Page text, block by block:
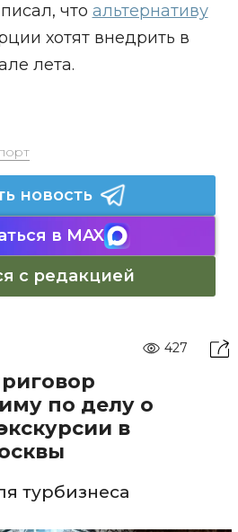
что альтернативу
хотят внедрить в
лета.
новость
в MAX
с редакцией
427
по делу о
в
турбизнеса